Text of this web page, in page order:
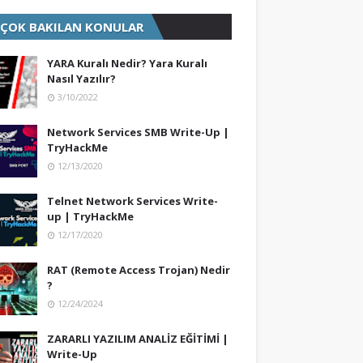
BAKILAN KONULAR
YARA Kuralı Nedir? Yara Kuralı
Nasıl Yazılır?
3/10/2022
Network Services SMB Write-Up |
TryHackMe
12/13/2020
Telnet Network Services Write-
up | TryHackMe
12/17/2020
RAT (Remote Access Trojan) Nedir
?
12/24/2024
ZARARLI YAZILIM ANALİZ EĞİTİMİ |
Write-Up